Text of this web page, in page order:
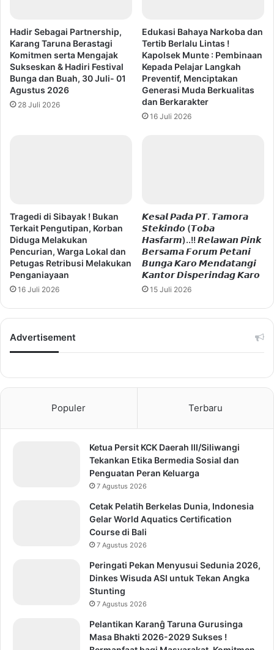
Hadir Sebagai Partnership,
Karang Taruna Berastagi
Komitmen serta Mengajak
Sukseskan & Hadiri Festival
Bunga dan Buah, 30 Juli- 01
Agustus 2026
28 Juli 2026
Edukasi Bahaya Narkoba dan
Tertib Berlalu Lintas !
Kapolsek Munte : Pembinaan
Kepada Pelajar Langkah
Preventif, Menciptakan
Generasi Muda Berkualitas
dan Berkarakter
16 Juli 2026
Tragedi di Sibayak ! Bukan
Terkait Pengutipan, Korban
Diduga Melakukan
Pencurian, Warga Lokal dan
Petugas Retribusi Melakukan
Penganiayaan
16 Juli 2026
𝙆𝙚𝙨𝙖𝙡 𝙋𝙖𝙙𝙖 𝙋𝙏. 𝙏𝙖𝙢𝙤𝙧𝙖
𝙎𝙩𝙚𝙠𝙞𝙣𝙙𝙤 (𝙏𝙤𝙗𝙖
𝙃𝙖𝙨𝙛𝙖𝙧𝙢)..!! 𝙍𝙚𝙡𝙖𝙬𝙖𝙣 𝙋𝙞𝙣𝙠
𝘽𝙚𝙧𝙨𝙖𝙢𝙖 𝙁𝙤𝙧𝙪𝙢 𝙋𝙚𝙩𝙖𝙣𝙞
𝘽𝙪𝙣𝙜𝙖 𝙆𝙖𝙧𝙤 𝙈𝙚𝙣𝙙𝙖𝙩𝙖𝙣𝙜𝙞
𝙆𝙖𝙣𝙩𝙤𝙧 𝘿𝙞𝙨𝙥𝙚𝙧𝙞𝙣𝙙𝙖𝙜 𝙆𝙖𝙧𝙤
15 Juli 2026
Advertisement
Populer Terbaru
Ketua Persit KCK Daerah III/Siliwangi
Tekankan Etika Bermedia Sosial dan
Penguatan Peran Keluarga
7 Agustus 2026
Cetak Pelatih Berkelas Dunia, Indonesia
Gelar World Aquatics Certification
Course di Bali
7 Agustus 2026
Peringati Pekan Menyusui Sedunia 2026,
Dinkes Wisuda ASI untuk Tekan Angka
Stunting
7 Agustus 2026
Pelantikan Karanĝ Taruna Gurusinga
Masa Bhakti 2026-2029 Sukses !